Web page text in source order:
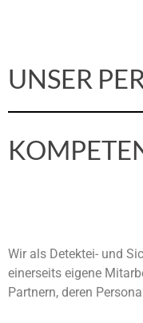
UNSER
Wir als Detektei- und
einerseits eigene
Partnern, deren
Ausbildungskriterien